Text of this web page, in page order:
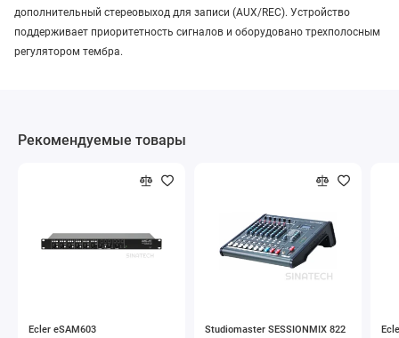
дополнительный стереовыход для записи (AUX/REC). Устройство
поддерживает приоритетность сигналов и оборудовано трехполосным
регулятором тембра.
Рекомендуемые товары
Ecler eSAM603 Studiomaster SESSIONMIX 822